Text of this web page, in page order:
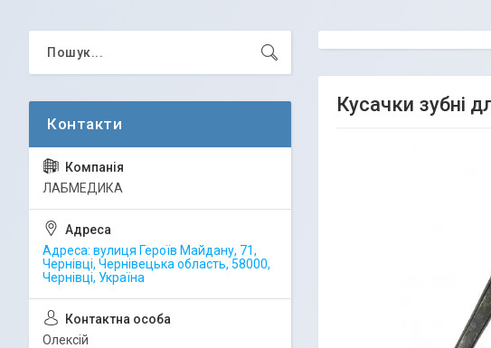
Кусачки зубні
ЛАБМЕДИКА
Адреса: вулиця Героїв Майдану, 71,
Чернівці, Чернівецька область, 58000,
Чернівці, Україна
Олексій